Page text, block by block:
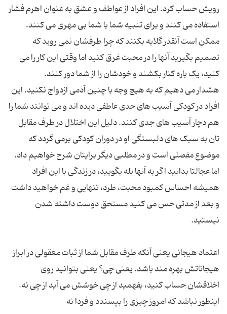
رویش حساب کرد. این افراد از عواطف و عشق به عنوان اهرم فشار
استفاده می کنند و برای تنبیه شما با شما بی مهری می کنند.
ممکن است آنقدر گلایه بکنند که چرا طرفشان نمی روید که
تصمیم بگیرید آنها را در محبت غرق کنید اما وقتی این کار را می
هشدار می دهیم که به هیچ وجه با چنین آدمی ازدواج نکنید. این
افراد در کودکی آسیب های جدی عاطفی دیده اند و می توانند شما را
هم دچار آسیب های جدی کنند. دلیل این اختلال در طرف مقابل
تان به سبک های دلبستگی او در دوران کودکی برمی گردد که
موضوع مفصلی است و در مطلبی دیگر برایتان شرح خواهیم داد.
اما عجالتا بدانید اگر به آنها بله بگویید، در زندگی با این افراد
همیشه احساس کمبود محبت، طرد، تنهایی و غم خواهید داشت
و بعد از مدتی حس می کنید مستحق دوست داشته شدن
اعتماد هیجانی یعنی آنکه طرف مقابل شما از ثبات معقولی در ابراز
هیجاناتش بهره مند باشد. یعنی چی؟ یعنی بتوانید روی
اخلاقشان حساب کنید، بفهمید از چی خوشش می آید از چی نه.